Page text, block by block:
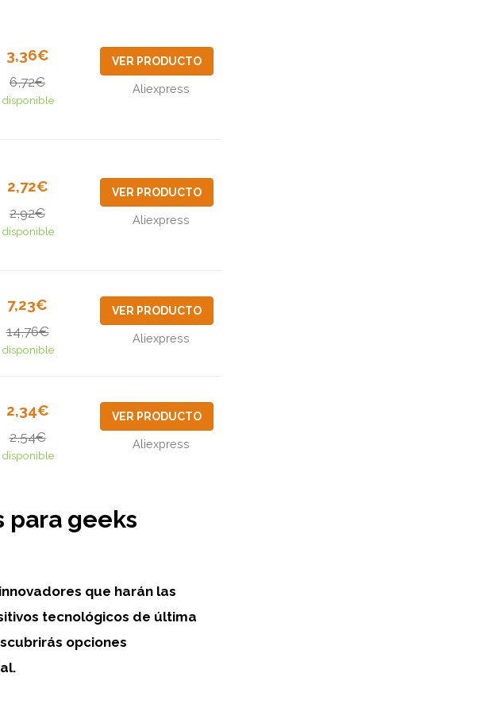
3,36€
6,72€
disponible
VER PRODUCTO
Aliexpress
2,72€
2,92€
disponible
VER PRODUCTO
Aliexpress
7,23€
14,76€
disponible
VER PRODUCTO
Aliexpress
2,34€
2,54€
disponible
VER PRODUCTO
Aliexpress
para geeks
que harán las
tecnológicos de última
opciones